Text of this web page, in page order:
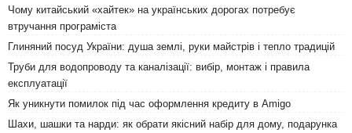
Чому китайський «хайтек» на українських дорогах потребує
втручання програміста
Глиняний посуд України: душа землі, руки майстрів і тепло традицій
Труби для водопроводу та каналізації: вибір, монтаж і правила
експлуатації
Як уникнути помилок під час оформлення кредиту в Amigo
Шахи, шашки та нарди: як обрати якісний набір для дому, подарунка